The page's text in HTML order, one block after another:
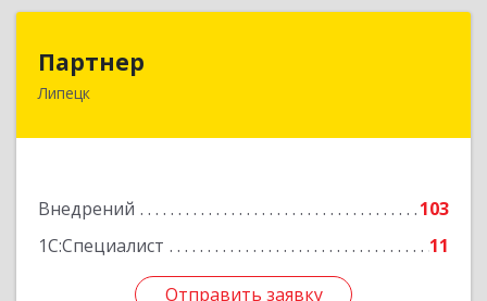
Партнер
Липецк
Внедрений
103
1С:Специалист
11
Отправить заявку
398002, Липецкая обл, г. Липецк, Тельмана ул,
Отправить заявку